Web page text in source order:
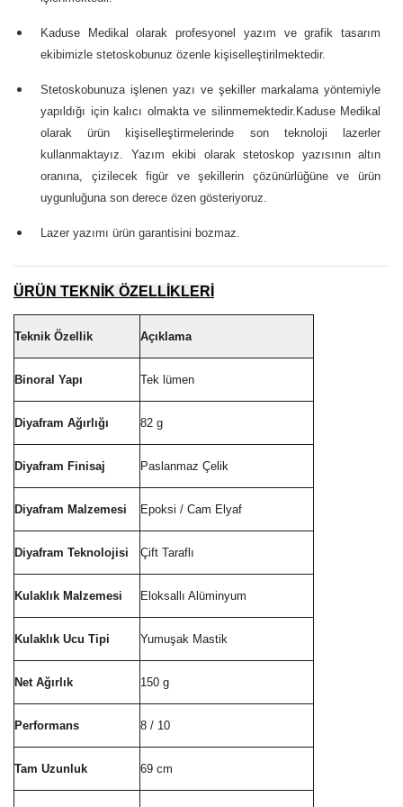
Kaduse Medikal olarak profesyonel yazım ve grafik tasarım
ekibimizle stetoskobunuz özenle kişiselleştirilmektedir.
Stetoskobunuza işlenen yazı ve şekiller markalama yöntemiyle
yapıldığı için kalıcı olmakta ve silinmemektedir.Kaduse Medikal
olarak ürün kişiselleştirmelerinde son teknoloji lazerler
kullanmaktayız. Yazım ekibi olarak stetoskop yazısının altın
oranına, çizilecek figür ve şekillerin çözünürlüğüne ve ürün
uygunluğuna son derece özen gösteriyoruz.
Lazer yazımı ürün garantisini bozmaz.
ÜRÜN TEKNİK ÖZELLİKLERİ
Teknik Özellik Açıklama
Binoral Yapı Tek lümen
Diyafram Ağırlığı 82 g
Diyafram Finisaj Paslanmaz Çelik
Diyafram Malzemesi Epoksi / Cam Elyaf
Diyafram Teknolojisi Çift Taraflı
Kulaklık Malzemesi Eloksallı Alüminyum
Kulaklık Ucu Tipi Yumuşak Mastik
Net Ağırlık 150 g
Performans 8 / 10
Tam Uzunluk 69 cm